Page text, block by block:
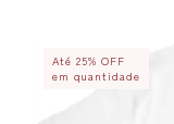
Até 25% OFF
em quantidade